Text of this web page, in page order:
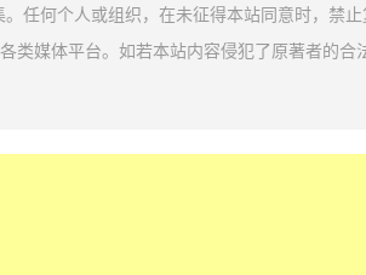
任何个人或组织，在未征得本站同意时，禁止
类媒体平台。如若本站内容侵犯了原著者的合